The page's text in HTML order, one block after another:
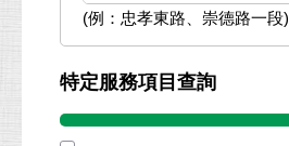
(例：忠孝東路、崇德路一段)
特定服務項目查詢